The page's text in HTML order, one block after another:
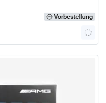
Vorbestellung